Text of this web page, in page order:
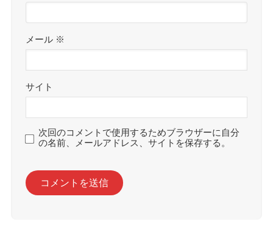
メール ※
サイト
次回のコメントで使用するためブラウザーに自分
の名前、メールアドレス、サイトを保存する。